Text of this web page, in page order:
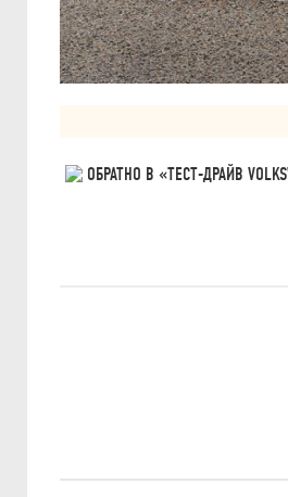
ОБРАТНО В «ТЕСТ-ДРАЙВ